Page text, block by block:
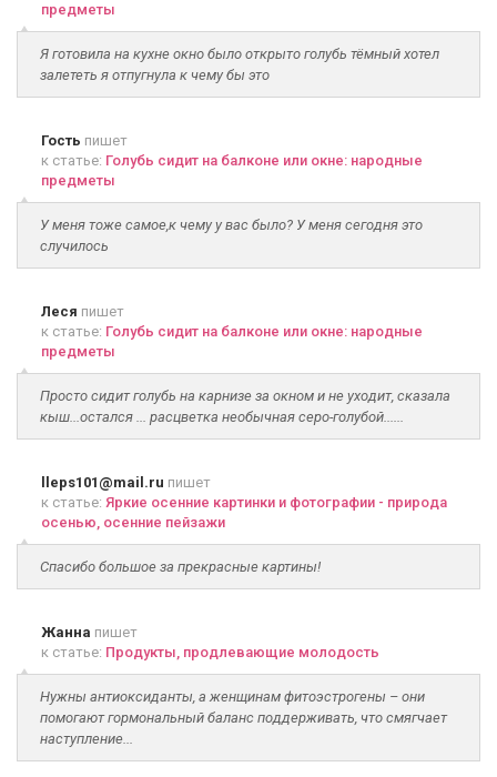
предметы
Я готовила на кухне окно было открыто голубь тёмный хотел
залететь я отпугнула к чему бы это
Гость пишет
к статье: Голубь сидит на балконе или окне: народные
предметы
У меня тоже самое,к чему у вас было? У меня сегодня это
случилось
Леся пишет
к статье: Голубь сидит на балконе или окне: народные
предметы
Просто сидит голубь на карнизе за окном и не уходит, сказала
кыш...остался ... расцветка необычная серо-голубой......
lleps101@mail.ru пишет
к статье: Яркие осенние картинки и фотографии - природа
осенью, осенние пейзажи
Спасибо большое за прекрасные картины!
Жанна пишет
к статье: Продукты, продлевающие молодость
Нужны антиоксиданты, а женщинам фитоэстрогены – они
помогают гормональный баланс поддерживать, что смягчает
наступление...